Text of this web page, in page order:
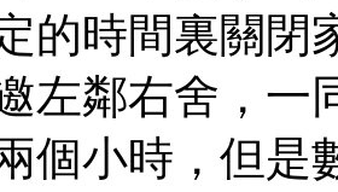
的時間裏關閉
左鄰右舍，一
個小時，但是